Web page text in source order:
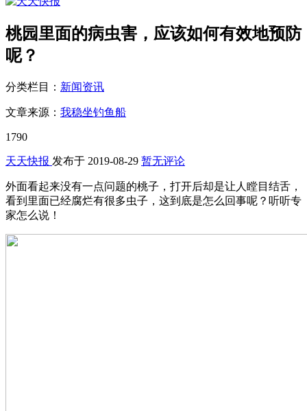
桃园里面的病虫害，应该如何有效地预防
呢？
分类栏目： 新闻资讯
文章来源： 我稳坐钓鱼船
1790
天天快报 发布于 2019-08-29 暂无评论
外面看起来没有一点问题的桃子，打开后却是让人瞠目结舌，
看到里面已经腐烂有很多虫子，这到底是怎么回事呢？听听专
家怎么说！